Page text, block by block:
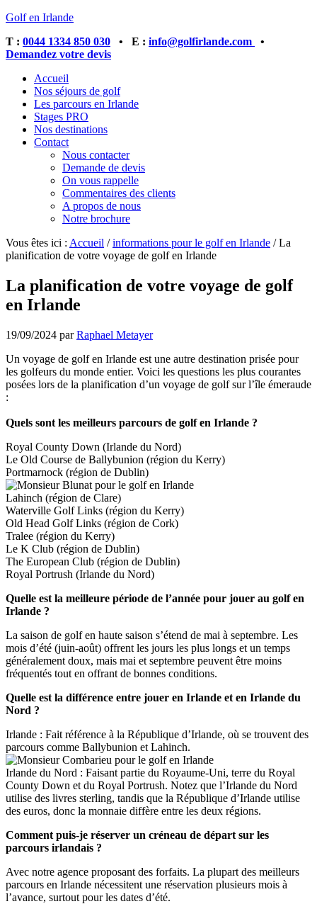
Golf en Irlande
T : 0044 1334 850 030 • E : info@golfirlande.com
•
Demandez votre devis
Accueil
Nos séjours de golf
Les parcours en Irlande
Stages PRO
Nos destinations
Contact
Nous contacter
Demande de devis
On vous rappelle
Commentaires des clients
A propos de nous
Notre brochure
Vous êtes ici : Accueil / informations pour le golf en Irlande /La
planification de votre voyage de golf en Irlande
La planification de votre voyage de golf
en Irlande
19/09/2024 parRaphael Metayer
Un voyage de golf en Irlande est une autre destination prisée pour
les golfeurs du monde entier. Voici les questions les plus courantes
posées lors de la planification d’un voyage de golf sur l’île émeraude
:
Quels sont les meilleurs parcours de golf en Irlande ?
Royal County Down (Irlande du Nord)
Le Old Course de Ballybunion (région du Kerry)
Portmarnock (région de Dublin)
Lahinch (région de Clare)
Waterville Golf Links (région du Kerry)
Old Head Golf Links (région de Cork)
Tralee (région du Kerry)
Le K Club (région de Dublin)
The European Club (région de Dublin)
Royal Portrush (Irlande du Nord)
Quelle est la meilleure période de l’année pour jouer au golf en
Irlande ?
La saison de golf en haute saison s’étend de mai à septembre. Les
mois d’été (juin-août) offrent les jours les plus longs et un temps
généralement doux, mais mai et septembre peuvent être moins
fréquentés tout en offrant de bonnes conditions.
Quelle est la différence entre jouer en Irlande et en Irlande du
Nord ?
Irlande : Fait référence à la République d’Irlande, où se trouvent des
parcours comme Ballybunion et Lahinch.
Irlande du Nord : Faisant partie du Royaume-Uni, terre du Royal
County Down et du Royal Portrush. Notez que l’Irlande du Nord
utilise des livres sterling, tandis que la République d’Irlande utilise
des euros, donc la monnaie diffère entre les deux régions.
Comment puis-je réserver un créneau de départ sur les
parcours irlandais ?
Avec notre agence proposant des forfaits. La plupart des meilleurs
parcours en Irlande nécessitent une réservation plusieurs mois à
l’avance, surtout pour les dates d’été.